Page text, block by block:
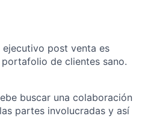
post venta es
de clientes sano.
buscar una colaboración
partes involucradas y así